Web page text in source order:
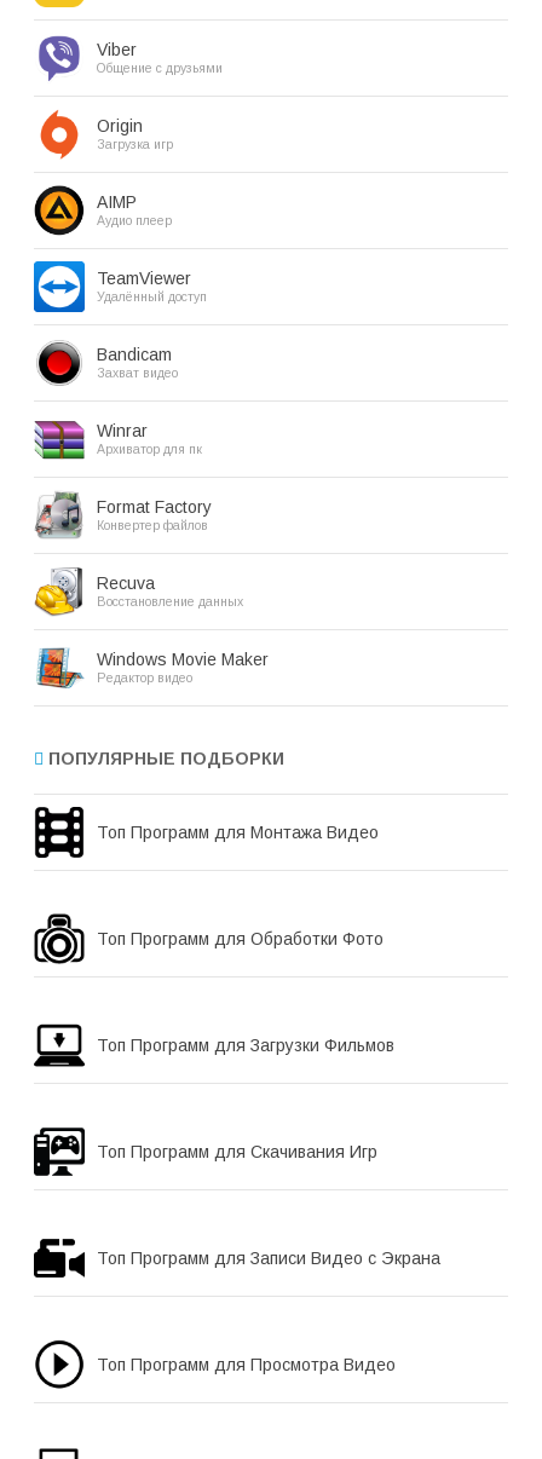
Viber
Общение с друзьями
Origin
Загрузка игр
AIMP
Аудио плеер
TeamViewer
Удалённый доступ
Bandicam
Захват видео
Winrar
Архиватор для пк
Format Factory
Конвертер файлов
Recuva
Восстановление данных
Windows Movie Maker
Редактор видео
ПОПУЛЯРНЫЕ ПОДБОРКИ
Топ Программ для Монтажа Видео
Топ Программ для Обработки Фото
Топ Программ для Загрузки Фильмов
Топ Программ для Скачивания Игр
Топ Программ для Записи Видео с Экрана
Топ Программ для Просмотра Видео